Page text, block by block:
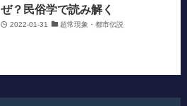
ぜ？民俗学で読み解く
2022-01-31 超常現象・都市伝説